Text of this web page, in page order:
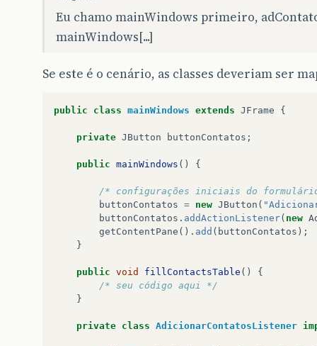
Eu chamo mainWindows primeiro,
mainWindows[...]
Se este é o cenário, as classes deveriam ser
public class mainWindows extends JFrame {
private JButton buttonContatos ;
public mainWindows () {
/* configurações iniciais do
buttonContatos = new JButton (
buttonContatos . addActionListener( new
getContentPane (). add ( buttonContatos );
}
public void fillContactsTable ()
{
/* seu código aqui */
}
private class AdicionarContatosListener